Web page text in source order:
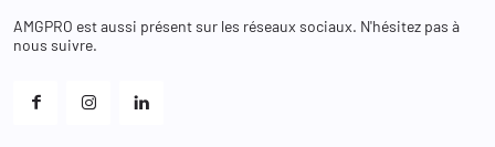
Et les cookies ?
AMGPRO est aussi présent sur les réseaux sociaux. N'hésitez pas à
nous suivre.